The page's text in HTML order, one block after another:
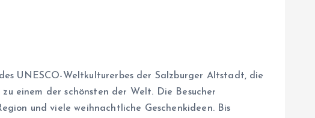
UNESCO-Weltkulturerbes der Salzburger Altstadt, die
einem der schönsten der Welt. Die Besucher
und viele weihnachtliche Geschenkideen. Bis